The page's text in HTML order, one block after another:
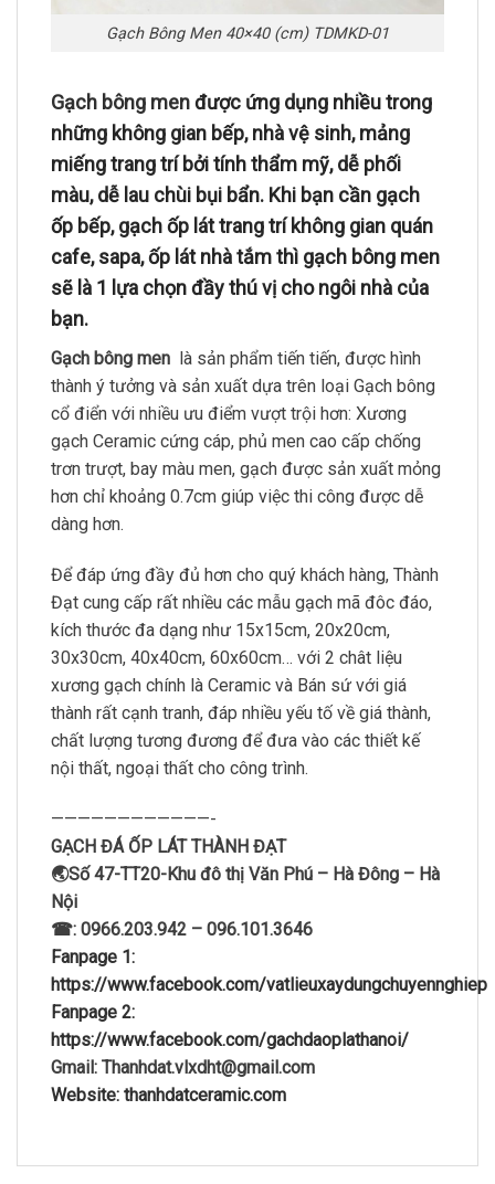
Gạch Bông Men 40×40 (cm) TDMKD-01
Gạch bông menđược ứng dụng nhiều trong
những không gian bếp, nhà vệ sinh, mảng
miếng trang trí bởi tính thẩm mỹ, dễ phối
màu, dễ lau chùi bụi bẩn. Khi bạn cần gạch
ốp bếp, gạch ốp lát trang trí không gian quán
cafe, sapa, ốp lát nhà tắm thì gạch bông men
sẽ là 1 lựa chọn đầy thú vị cho ngôi nhà của
bạn.
Gạch bông men
là sản phẩm tiến tiến, được hình
thành ý tưởng và sản xuất dựa trên loại Gạch bông
cổ điển với nhiều ưu điểm vượt trội hơn: Xương
gạch Ceramic cứng cáp, phủ men cao cấp chống
trơn trượt, bay màu men, gạch được sản xuất mỏng
hơn chỉ khoảng 0.7cm giúp việc thi công được dễ
dàng hơn.
Để đáp ứng đầy đủ hơn cho quý khách hàng, Thành
Đạt cung cấp rất nhiều các mẫu gạch mã đôc đáo,
kích thước đa dạng như 15x15cm, 20x20cm,
30x30cm, 40x40cm, 60x60cm… với 2 chât liệu
xương gạch chính là Ceramic và Bán sứ với giá
thành rất cạnh tranh, đáp nhiều yếu tố về giá thành,
chất lượng tương đương để đưa vào các thiết kế
nội thất, ngoại thất cho công trình.
————————————-
GẠCH ĐÁ ỐP LÁT THÀNH ĐẠT
🌏Số 47-TT20-Khu đô thị Văn Phú – Hà Đông – Hà
Nội
☎: 0966.203.942 – 096.101.3646
Fanpage 1:
https://www.facebook.com/vatlieuxaydungchuyennghiep
Fanpage 2:
https://www.facebook.com/gachdaoplathanoi/
Gmail: Thanhdat.vlxdht@gmail.com
Website: thanhdatceramic.com